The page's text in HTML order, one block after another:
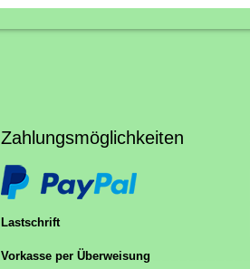
Zahlungsmöglichkeiten
Lastschrift
Vorkasse per Überweisung